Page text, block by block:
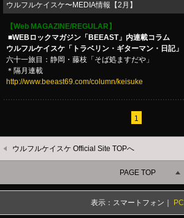
​ウルフルケイスケ〜MEDIA情報【2月】
【Web MAGAZINE/REGULAR】
■WEBロックマガジン「BEEAST」内連載コラム
ウルフルケイスケ「トラベリン・ギターマン・日記」
六十一旅目：静岡・藤枝「そば処ますだや」
＊隔月連載
http://www.beeast69.com/column/keisuke
1
ウルフルケイスケ Official Site TOPへ
PAGE TOP
表示：スマートフォン｜ PC